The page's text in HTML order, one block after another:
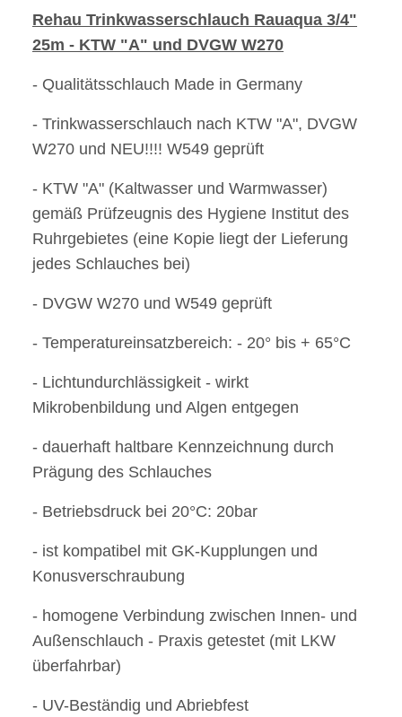
Rehau Trinkwasserschlauch Rauaqua 3/4"
25m - KTW "A" und DVGW W270
- Qualitätsschlauch Made in Germany
- Trinkwasserschlauch nach KTW "A", DVGW
W270 und NEU!!!! W549 geprüft
- KTW "A" (Kaltwasser und Warmwasser)
gemäß Prüfzeugnis des Hygiene Institut des
Ruhrgebietes (eine Kopie liegt der Lieferung
jedes Schlauches bei)
- DVGW W270 und W549 geprüft
- Temperatureinsatzbereich: - 20° bis + 65°C
- Lichtundurchlässigkeit - wirkt
Mikrobenbildung und Algen entgegen
- dauerhaft haltbare Kennzeichnung durch
Prägung des Schlauches
- Betriebsdruck bei 20°C: 20bar
- ist kompatibel mit GK-Kupplungen und
Konusverschraubung
- homogene Verbindung zwischen Innen- und
Außenschlauch - Praxis getestet (mit LKW
überfahrbar)
- UV-Beständig und Abriebfest